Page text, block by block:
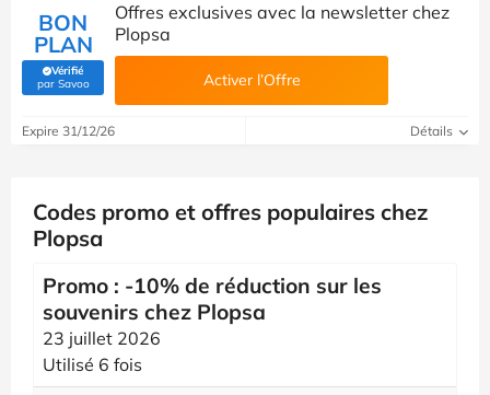
BON
PLAN
Vérifié
par Savoo(Vérifié par Savoo)
Offres exclusives avec la newsletter chez
Plopsa
Activer l’Offre
Expire 31/12/26 Détails
Codes promo et offres populaires chez
Plopsa
Promo : -10% de réduction sur les
souvenirs chez Plopsa
23 juillet 2026
Utilisé 6 fois